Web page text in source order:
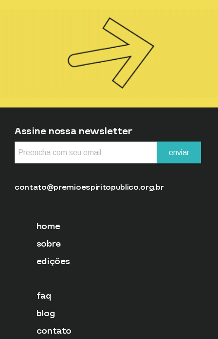
Assine nossa newsletter
contato@premioespiritopublico.org.br
home
sobre
edições
faq
blog
contato